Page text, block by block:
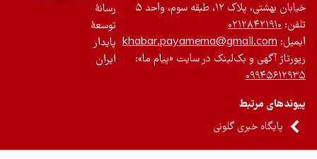
بهشتی، پلاک ۱۲، طبقه سوم، واحد ۵
۰۲۱۲۸۴۲۱۹۱۰
khabar.payamema@gmail.com
آگهی و بک‌لینک در سایت «پیام ما»:
مرتبط
پایگاه خبری گلونی
رسانۀ
توسعۀ
پایدار
ایران